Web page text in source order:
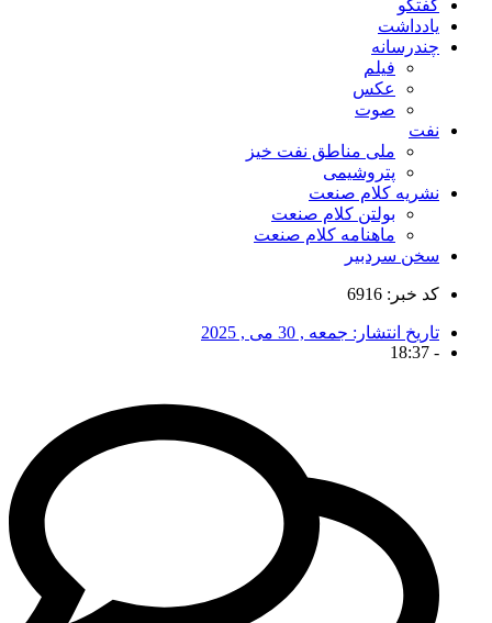
گفتگو
یادداشت
چندرسانه
فیلم
عکس
صوت
نفت
ملی مناطق نفت خیز
پتروشیمی
نشریه کلام صنعت
بولتن کلام صنعت
ماهنامه کلام صنعت
سخن سردبیر
کد خبر: 6916
تاریخ انتشار: جمعه , 30 می , 2025
-
18:37